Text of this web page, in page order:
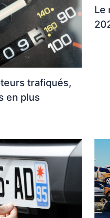
trafiqués,
en plus
Le